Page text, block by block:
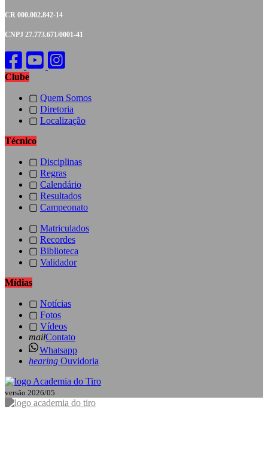
CR 000.002.842-14
CNPJ 27.773.671/0001-41
Clube
▢ Quem Somos
▢ Diretoria
▢ Localização
Técnico
▢ Disciplinas
▢ Regras
▢ Calendário
▢ Resultados
▢ Campeonato
▢ Matriculados
▢ Recordes
▢ Biblioteca
▢ Validador
Mídias
▢ Notícias
▢ Fotos
▢ Vídeos
mailContato
Whatsapp
hearing Ouvidoria
versão 2026/05